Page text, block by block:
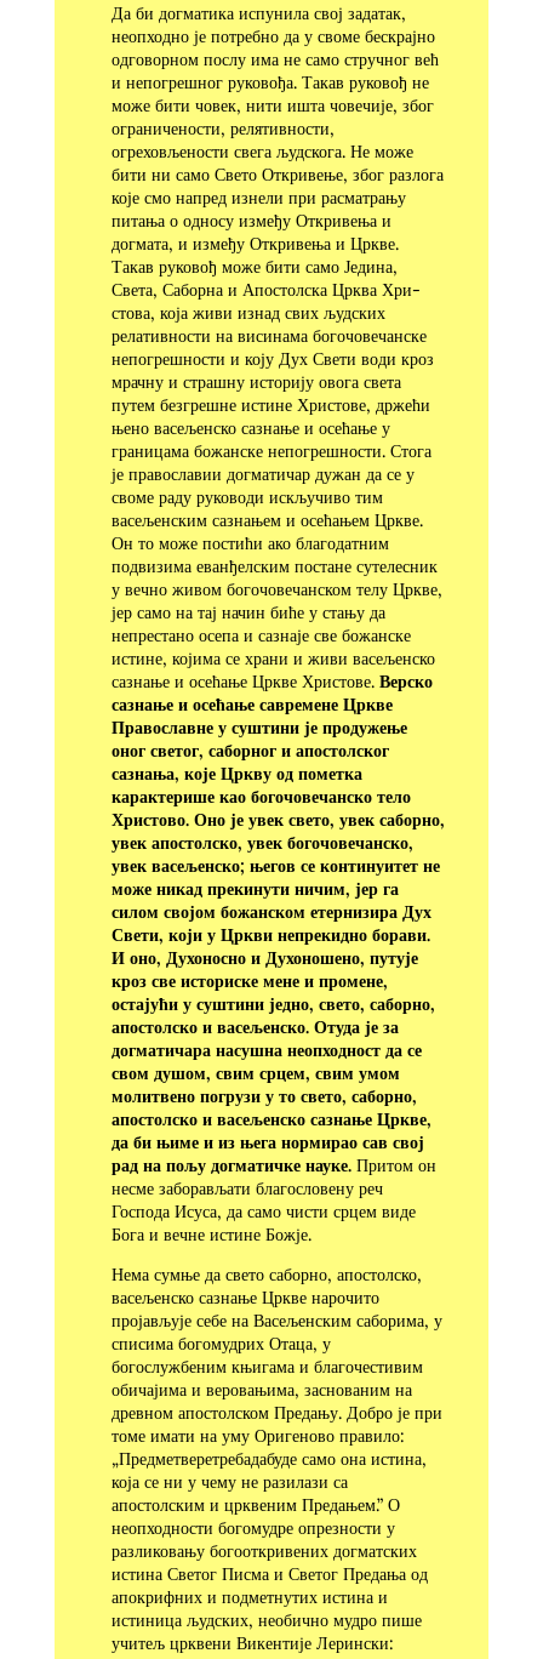
Да би догматика испунила свој задатак,
неопходно је по­требно да у своме бескрајно
одговорном послу има не само стручног већ
и непогрешног руковођа. Такав руковођ не
може бити човек, нити ишта човечије, због
ограничености, ре­лятивности,
огреховљености свега људскога. Не може
бити ни само Свето Откривење, због разлога
које смо напред изнели при расматрању
питања о односу између Откривења и
догмата, и између Откривења и Цркве.
Такав руковођ може бити само Једина,
Света, Саборна и Апостолска Црква Хри­
стова, која живи изнад свих људских
релативности на висинама богочовечанске
непогрешности и коју Дух Свети води кроз
мрачну и страшну историју овога света
путем безгрешне истине Христове, држећи
њено васељенско сазнање и осећање у
границама божанске непогрешности. Стога
је пра­вославии догматичар дужан да се у
своме раду руководи искључиво тим
васељенским сазнањем и осећањем Цркве.
Он то може постићи ако благодатним
подвизима еванђелским постане сутелесник
у вечно живом богочовечанском телу Цркве,
јер само на тај начин биће у стању да
непрестано осепа и сазнаје све божанске
истине, којима се храни и живи васељенско
сазнање и осећање Цркве Христове. Верско
сазнање и осећање савремене Цркве
Православне у суштини је продужење
оног светог, саборног и апостолског
сазнања, које Цркву од пометка
карактерише као богочовечанско тело
Христово. Оно је увек свето, увек саборно,
увек апостолско, увек богочовечанско,
увек васељенско; његов се континуитет не
може никад прекинути ничим, јер га
силом својом божанском етернизира Дух
Свети, који у Цркви непрекидно борави.
И оно, Духоносно и Духоношено, путује
кроз све историске мене и промене,
остајући у суштини једно, свето, саборно,
апостолско и васељенско. Отуда је за
догматичара насушна неопходност да се
свом душом, свим срцем, свим умом
молитвено погрузи у то свето, саборно,
апостолско и васељенско сазнање Цркве,
да би њиме и из њега нормирао сав свој
рад на пољу догматичке науке. Притом он
несме заборављати благословену реч
Господа Исуса, да само чисти срцем виде
Бога и вечне истине Божје.
Нема сумње да свето саборно, апостолско,
васељенско сазнање Цркве нарочито
пројављује себе на Васељенским саборима, у
списима богомудрих Отаца, у
богослужбеним књигама и благочестивим
обичајима и веровањима, заснованим на
древном апостолском Предању. Добро је при
томе имати на уму Оригеново правило:
„Предметверетребадабуде само она истина,
која се ни у чему не разилази са
апостолским и црквеним Предањем.” О
неопходности богомудре опрезности у
разликовању богооткривених догматских
истина Светог Писма и Светог Предања од
апокрифних и подметнутих истина и
истиница људских, необично мудро пише
учитељ црквени Викентије Лерински: